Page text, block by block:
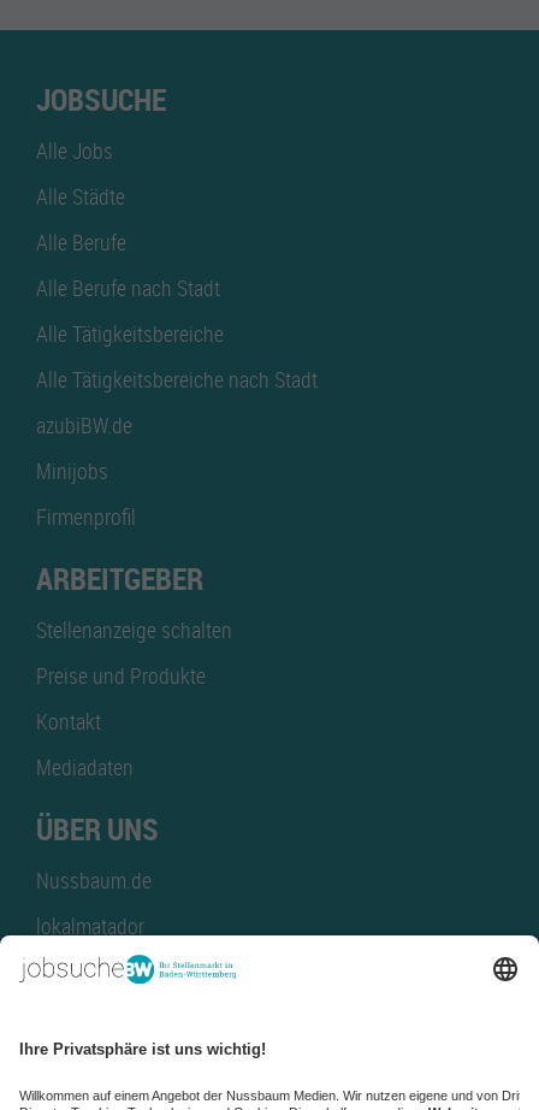
JOBSUCHE
Alle Jobs
Alle Städte
Alle Berufe
Alle Berufe nach Stadt
Alle Tätigkeitsbereiche
Alle Tätigkeitsbereiche nach Stadt
azubiBW.de
Minijobs
Firmenprofil
ARBEITGEBER
Stellenanzeige schalten
Preise und Produkte
Kontakt
Mediadaten
ÜBER UNS
Nussbaum.de
lokalmatador
kaufinBW
NussbaumID